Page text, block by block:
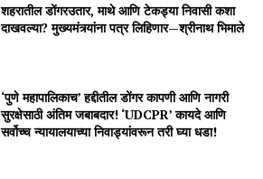
शहरातील डोंगरउतार, माथे आणि टेकड्या निवासी कशा
दाखवल्या? मुख्यमंत्र्यांना पत्र लिहिणार—श्रीनाथ भिमाले
‘पुणे महापालिकाच’ हद्दीतील डोंगर कापणी आणि नागरी
सुरक्षेसाठी अंतिम जबाबदार! ‘UDCPR’ कायदे आणि
सर्वोच्च न्यायालयाच्या निवाड्यांवरून तरी घ्या धडा!